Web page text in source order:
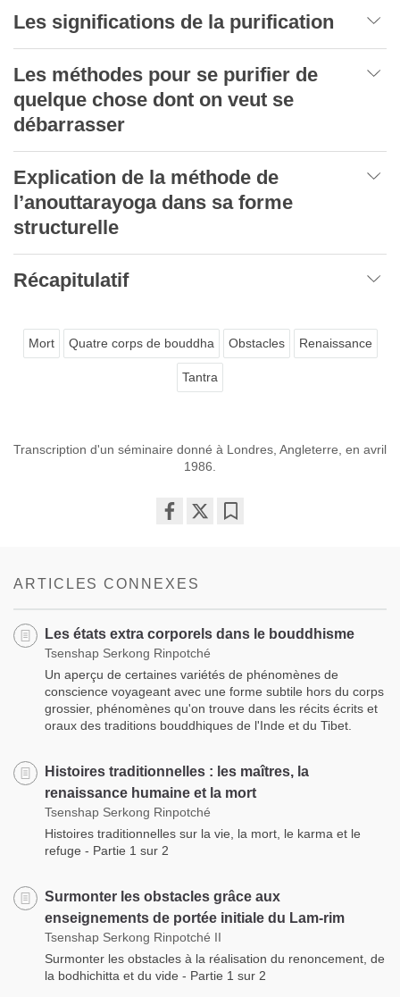
Les significations de la purification
Les méthodes pour se purifier de
quelque chose dont on veut se
débarrasser
Explication de la méthode de
l’anouttarayoga dans sa forme
structurelle
Récapitulatif
Mort Quatre corps de bouddha Obstacles Renaissance
Tantra
Transcription d'un séminaire donné à Londres, Angleterre, en avril
1986.
ARTICLES CONNEXES
Les états extra corporels dans le bouddhisme
Tsenshap Serkong Rinpotché
Un aperçu de certaines variétés de phénomènes de
conscience voyageant avec une forme subtile hors du corps
grossier, phénomènes qu'on trouve dans les récits écrits et
oraux des traditions bouddhiques de l'Inde et du Tibet.
Histoires traditionnelles : les maîtres, la
renaissance humaine et la mort
Tsenshap Serkong Rinpotché
Histoires traditionnelles sur la vie, la mort, le karma et le
refuge - Partie 1 sur 2
Surmonter les obstacles grâce aux
enseignements de portée initiale du Lam-rim
Tsenshap Serkong Rinpotché II
Surmonter les obstacles à la réalisation du renoncement, de
la bodhichitta et du vide - Partie 1 sur 2